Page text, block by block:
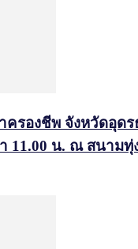
ครองชีพ จังหวัดอุดร
11.00 น. ณ สนามทุ่